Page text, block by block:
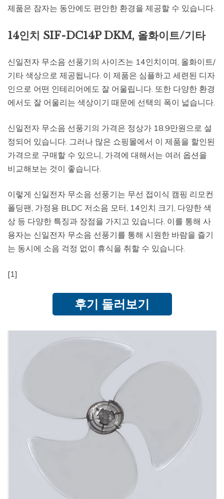
제품은 잠자는 동안에도 편안한 환경을 제공할 수 있습니다.
14인치 SIF-DC14P DKM, 올화이트/기타
신일전자 무소음 선풍기의 사이즈는 14인치이며, 올화이트/
기타 색상으로 제공됩니다. 이 제품은 심플하고 세련된 디자
인으로 어떤 인테리어에도 잘 어울립니다. 또한 다양한 환경
에서도 잘 어울리는 색상이기 때문에 선택의 폭이 넓습니다.
신일전자 무소음 선풍기의 가격은 정상가 18.9만원으로 설
정되어 있습니다. 그러나 많은 쇼핑몰에서 이 제품을 할인된
가격으로 구매할 수 있으니, 가격에 대해서는 여러 옵션을
비교해보는 것이 좋습니다.
이렇게 신일전자 무소음 선풍기는 무선 접이식 캠핑 리모컨
폴딩팬, 가정용 BLDC 저소음 모터, 14인치 크기, 다양한 색
상 등 다양한 특징과 장점을 가지고 있습니다. 이를 통해 사
용자는 신일전자 무소음 선풍기를 통해 시원한 바람을 즐기
는 동시에 소음 걱정 없이 휴식을 취할 수 있습니다.
[1]
후기 둘러보기